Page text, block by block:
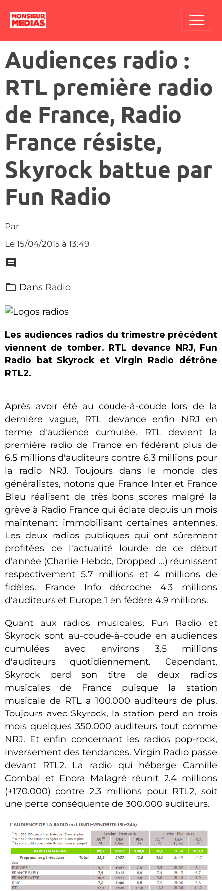
Audiences radio :
RTL première radio
de France, Radio
France résiste,
Skyrock battue par
Fun Radio
Par
Le 15/04/2015 à 13:49
Dans Radio
Les audiences radios du trimestre précédent
viennent de tomber. RTL devance NRJ, Fun
Radio bat Skyrock et Virgin Radio détrône
RTL2.
Après avoir été au coude-à-coude lors de la
dernière vague, RTL devance enfin NRJ en
terme d'audience cumulée. RTL devient la
première radio de France en fédérant plus de
6.5 millions d'auditeurs contre 6.3 millions pour
la radio NRJ. Toujours dans le monde des
généralistes, notons que France Inter et France
Bleu réalisent de très bons scores malgré la
grève à Radio France qui éclate depuis un mois
maintenant immobilisant certaines antennes.
Les deux radios publiques qui ont sûrement
profitées de l'actualité lourde de ce début
d'année (Charlie Hebdo, Dropped ...) réunissent
respectivement 5.7 millions et 4 millions de
fidèles. France Info décroche 4.3 millions
d'auditeurs et Europe 1 en fédère 4.9 millions.
Quant aux radios musicales, Fun Radio et
Skyrock sont au-coude-à-coude en audiences
cumulées avec environs 3.5 millions
d'auditeurs quotidiennement. Cependant,
Skyrock perd son titre de deux radios
musicales de France puisque la station
musicale de RTL a 100.000 auditeurs de plus.
Toujours avec Skyrock, la station perd en trois
mois quelques 350.000 auditeurs tout comme
NRJ. Et enfin concernant les radios pop-rock,
inversement des tendances. Virgin Radio passe
devant RTL2. La radio qui héberge Camille
Combal et Enora Malagré réunit 2.4 millions
(+170.000) contre 2.3 millions pour RTL2, soit
une perte conséquente de 300.000 auditeurs.